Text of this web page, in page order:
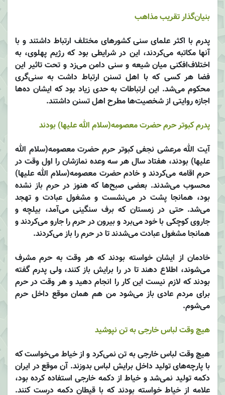
بنیان‌گذار تقریب مذاهب
پدرم با اکثر علمای سنی کشورهای مختلف ارتباط داشتند و با
آنها مکاتبه می‌کردند، این در شرایطی بود که رژیم پهلوی، به
اختلاف‌افکنی میان شیعه و سنی دامن می‌زد و تحت تاثیر این
فضا هر کسی که با اهل تسنن ارتباط داشت به سنی‌گری
محکوم می‌شد. این ارتباطات به حدی زیاد بود که ایشان ده‌ها
اجازه روایتی از شخصیت‌ها مطرح اهل تسنن داشتند.
پدرم کبوتر حرم حضرت معصومه‌(سلام الله علیها) بودند
آیت الله مرعشی نجفی کبوتر حرم حضرت معصومه‌(سلام الله
علیها) بودند، هفتاد سال هر سه وعده نمازشان را اول وقت در
حرم اقامه می‌کردند و خادم حضرت معصومه‌(سلام الله علیها)
محسوب می‌شدند. بعضی صبح‌ها که هنوز در حرم باز نشده
بود، همانجا پشت در می‌نشست و مشغول عبادت و تهجد
می‌شد. حتی در زمستان که برف سنگینی می‌آمد، بیلچه و
جاروی کوچکی با خود می‌برد و بیرون در حرم را جارو می‌کردند و
همانجا مشغول عبادت می‌شدند تا در حرم را باز می‌کردند.
خادمان از ایشان خواسته بودند که هر وقت به حرم مشرف
می‌شوند، اطلاع دهند تا در را برایش باز کنند، ولی پدرم گفته
بودند که لازم نیست این کار را انجام دهید و هر وقت در حرم
برای مردم عادی باز می‌شود من هم همان‌ موقع داخل حرم
می‌شوم.
هیچ وقت لباس خارجی به تن نپوشید
هیچ وقت لباس خارجی به تن نمی‌کرد و از خیاط می‌خواست که
با پارچه‌های تولید داخل برایش لباس بدوزند. آن موقع در ایران
دکمه تولید نمی‌شد و خیاط از دکمه خارجی استفاده کرده بود،
علامه از خیاط خواسته بودند که با قیطان دکمه درست کنند.